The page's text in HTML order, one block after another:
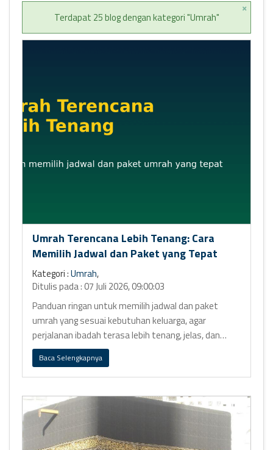
Terdapat 25 blog dengan kategori "Umrah"
×
Umrah Terencana Lebih Tenang: Cara
Memilih Jadwal dan Paket yang Tepat
Kategori :Umrah,
Ditulis pada : 07 Juli 2026, 09:00:03
Panduan ringan untuk memilih jadwal dan paket
umrah yang sesuai kebutuhan keluarga, agar
perjalanan ibadah terasa lebih tenang, jelas, dan
nyaman bersama HaramainKU.
Baca Selengkapnya